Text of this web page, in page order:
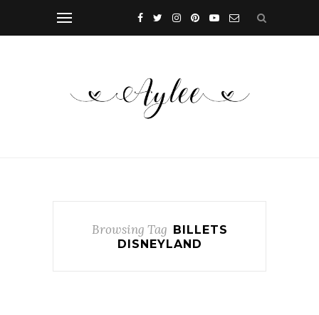
Browsing Tag
BILLETS
DISNEYLAND